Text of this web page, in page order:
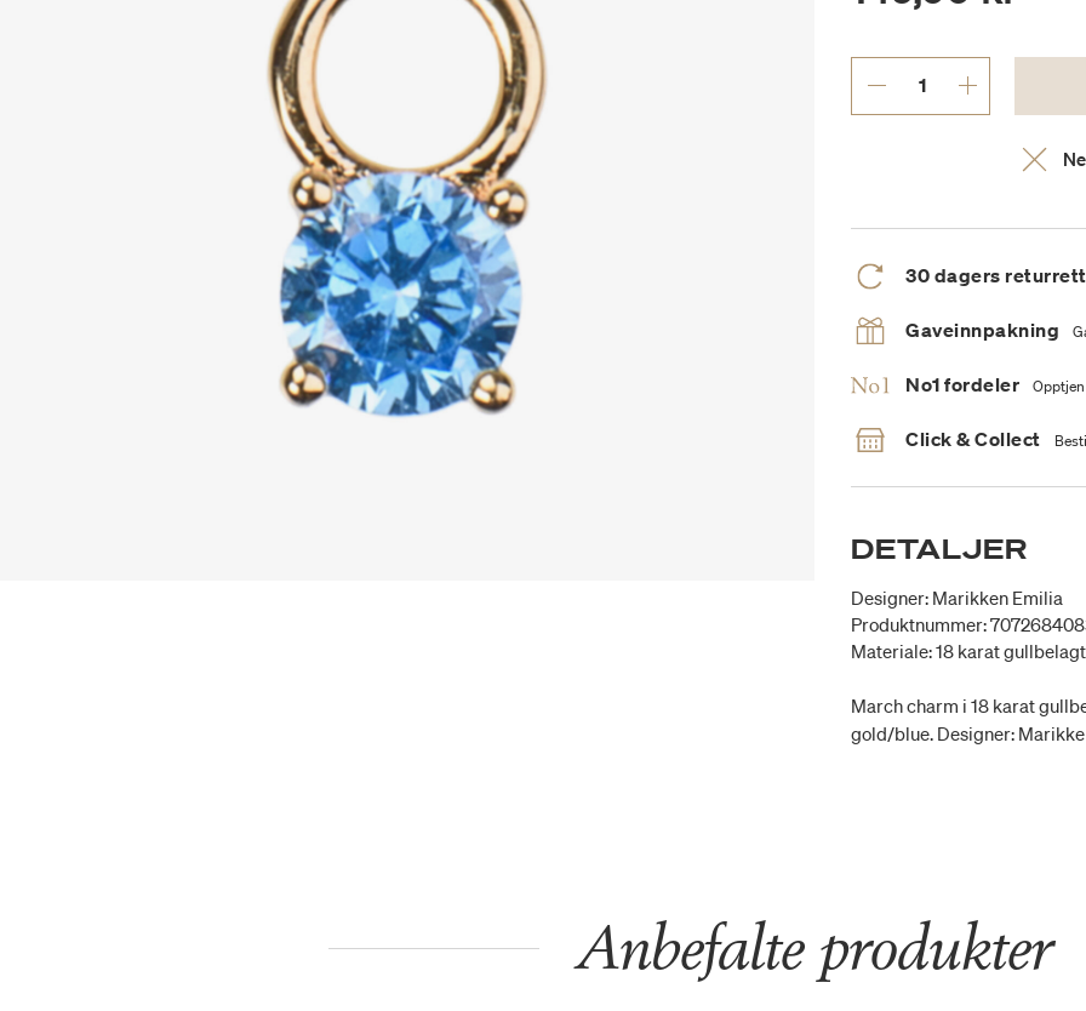
30 dagers returrett
Gaveinnpakning
No1 fordeler
Click & Collect
DETALJER
Designer: Marikken Emilia
Produktnummer:
Materiale: 18 karat
March charm i 18 karat
gold/blue. Designer:
Anbefalte produkter